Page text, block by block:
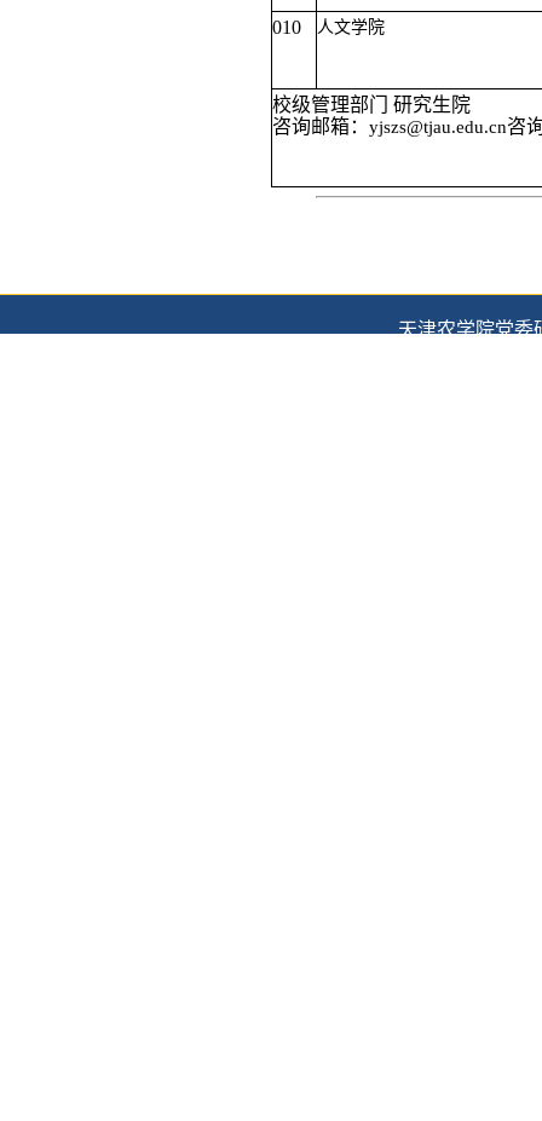
010 人文学院
校级管理部门 研究生院
咨询邮箱： yjszs@tjau.edu.cn咨
天津农学院党委